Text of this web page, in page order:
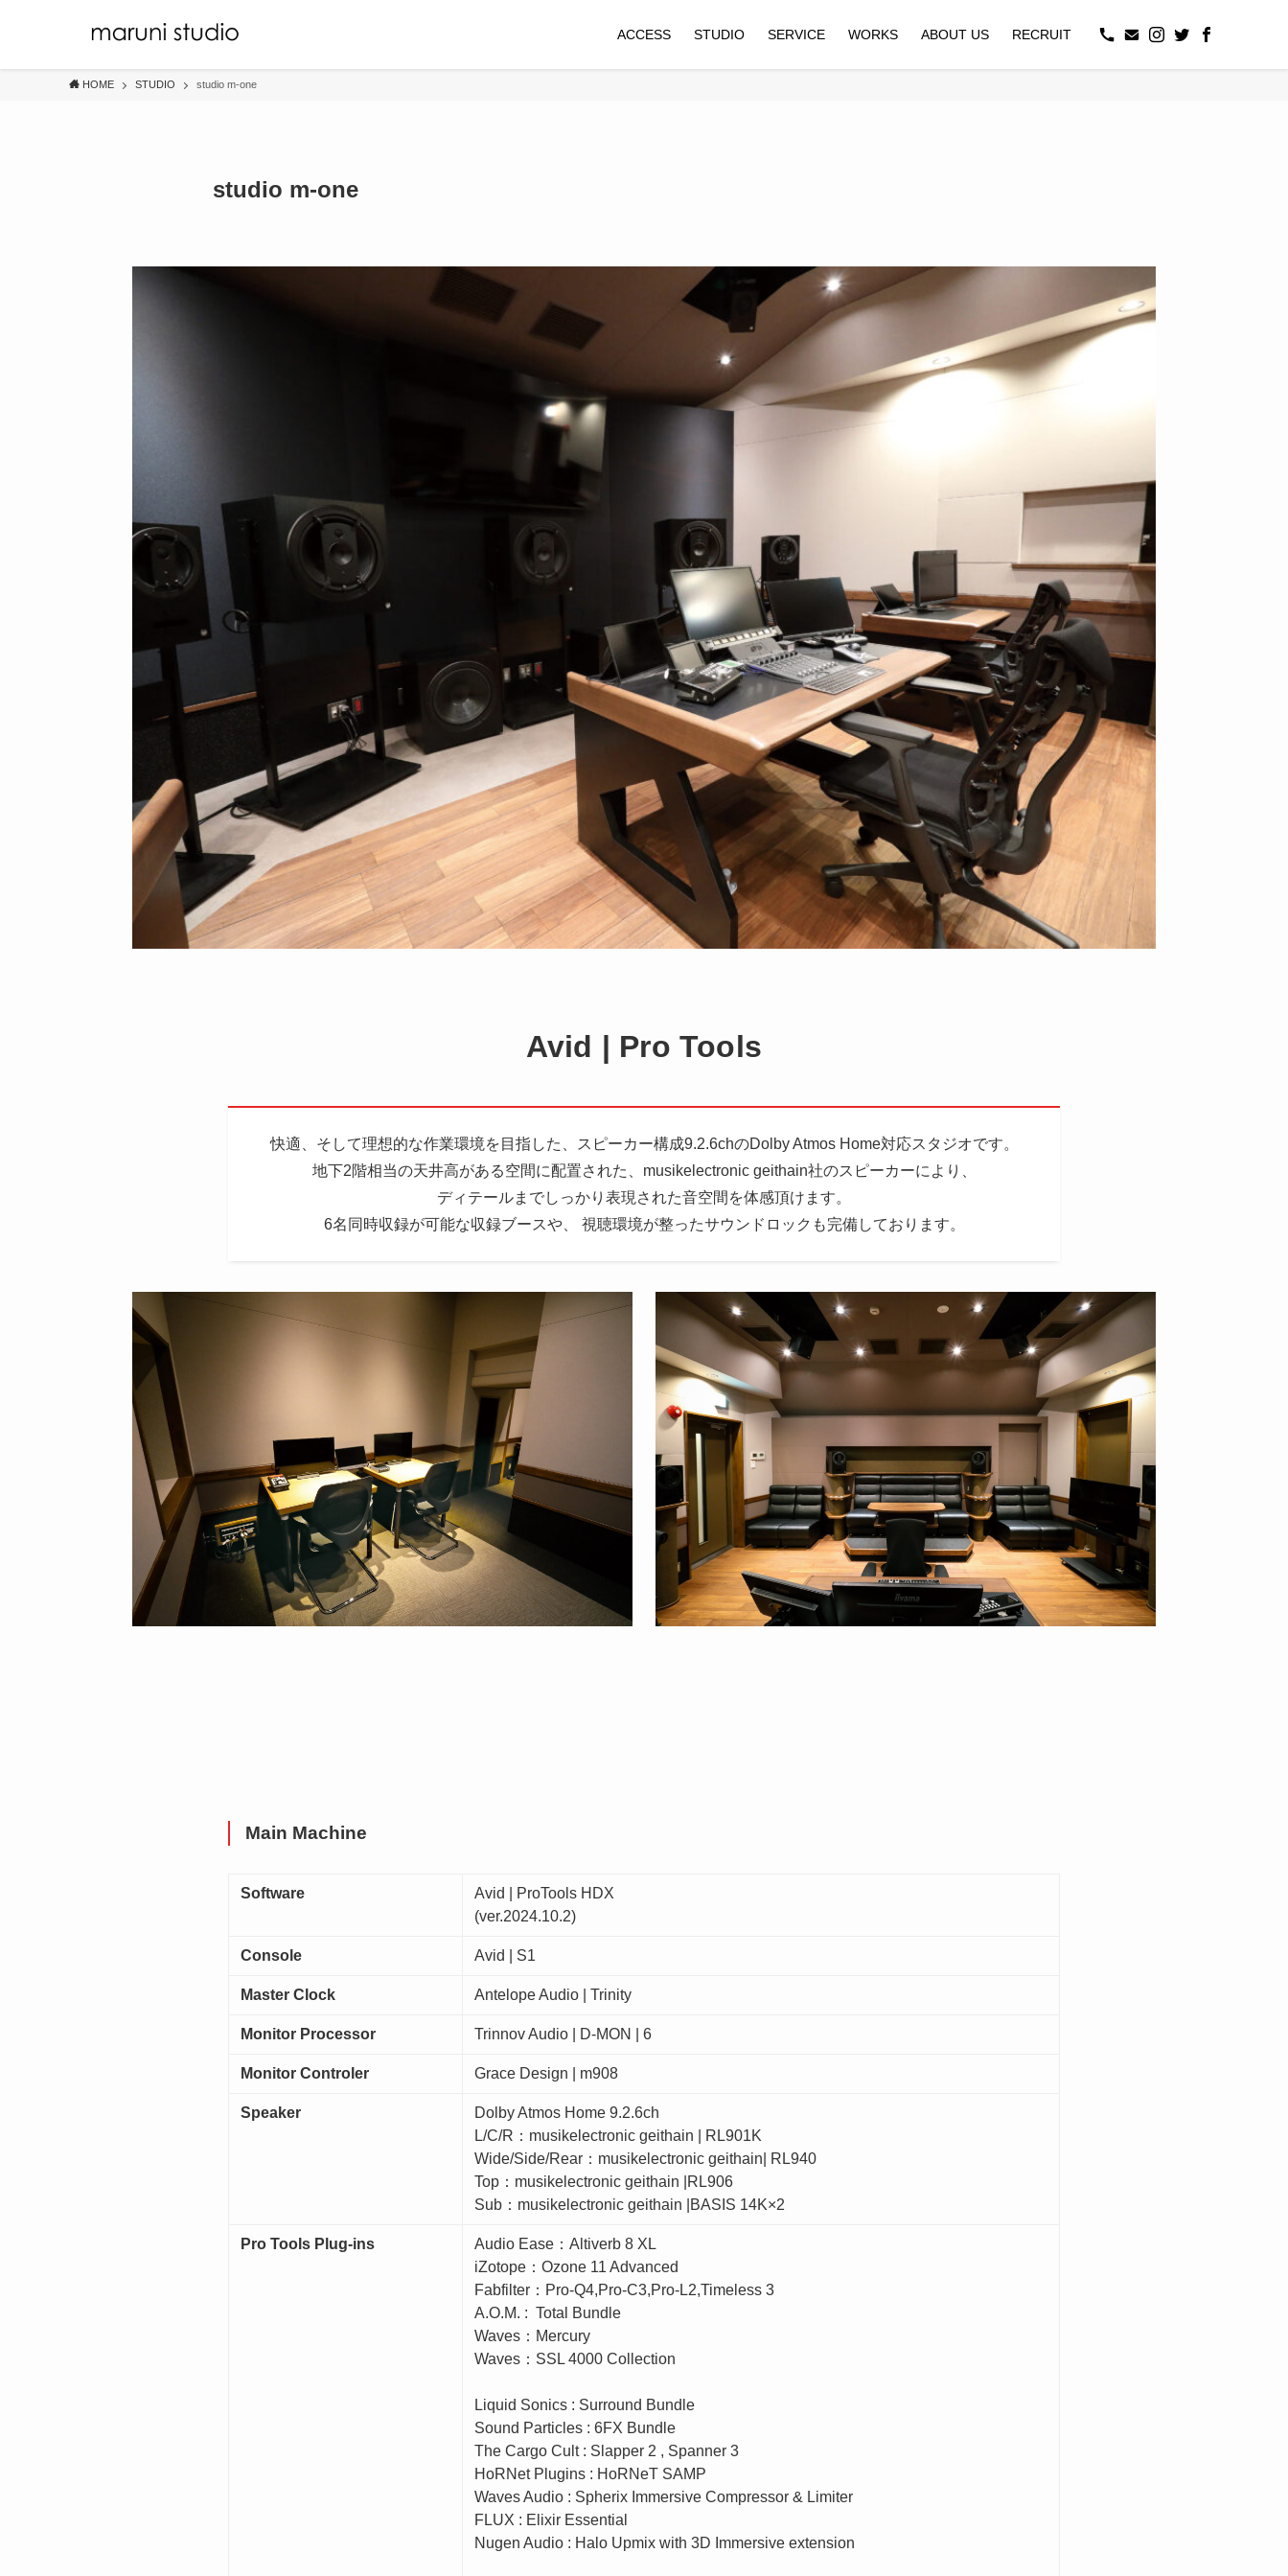
ACCESS STUDIO SERVICE WORKS ABOUT US RECRUIT
HOME STUDIO studio m-one
studio m-one
Avid | Pro Tools
快適、そして理想的な作業環境を目指した、スピーカー構成9.2.6chのDolby Atmos Home対応スタジオです。
地下2階相当の天井高がある空間に配置された、musikelectronic geithain社のスピーカーにより、
ディテールまでしっかり表現された音空間を体感頂けます。
6名同時収録が可能な収録ブースや、 視聴環境が整ったサウンドロックも完備しております。
Main Machine
Software
Avid | ProTools HDX
(ver.2024.10.2)
Console Avid | S1
Master Clock Antelope Audio | Trinity
Monitor Processor Trinnov Audio | D-MON | 6
Monitor Controler Grace Design | m908
Speaker
Dolby Atmos Home 9.2.6ch
L/C/R：musikelectronic geithain | RL901K
Wide/Side/Rear：musikelectronic geithain| RL940
Top：musikelectronic geithain |RL906
Sub：musikelectronic geithain |BASIS 14K×2
Pro Tools Plug-ins
Audio Ease：Altiverb 8 XL
iZotope：Ozone 11 Advanced
Fabfilter：Pro-Q4,Pro-C3,Pro-L2,Timeless 3
A.O.M. : Total Bundle
Waves：Mercury
Waves：SSL 4000 Collection
Liquid Sonics : Surround Bundle
Sound Particles : 6FX Bundle
The Cargo Cult : Slapper 2 , Spanner 3
HoRNet Plugins : HoRNeT SAMP
Waves Audio : Spherix Immersive Compressor & Limiter
FLUX : Elixir Essential
Nugen Audio : Halo Upmix with 3D Immersive extension